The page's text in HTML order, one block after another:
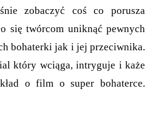
zobaczyć coś co porusza
się twórcom uniknąć pewnych
bohaterki jak i jej przeciwnika.
który wciąga, intryguje i każe
o film o super bohaterce.